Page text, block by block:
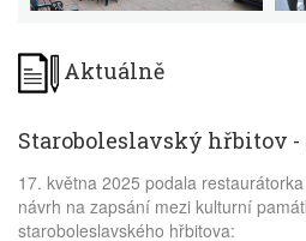
Aktuálně
Staroboleslavský hřbitov
17. května 2025 podala
návrh na zapsání mezi kulturní
staroboleslavského hřbitova: